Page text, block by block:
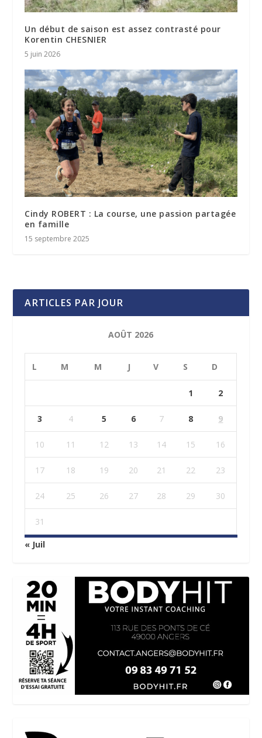
Un début de saison est assez contrasté pour
Korentin CHESNIER
5 juin 2026
Cindy ROBERT : La course, une passion partagée
en famille
15 septembre 2025
ARTICLES PAR JOUR
AOÛT 2026
L M M J V S D
1 2
3 4 5 6 7 8 9
10 11 12 13 14 15 16
17 18 19 20 21 22 23
24 25 26 27 28 29 30
31
« Juil